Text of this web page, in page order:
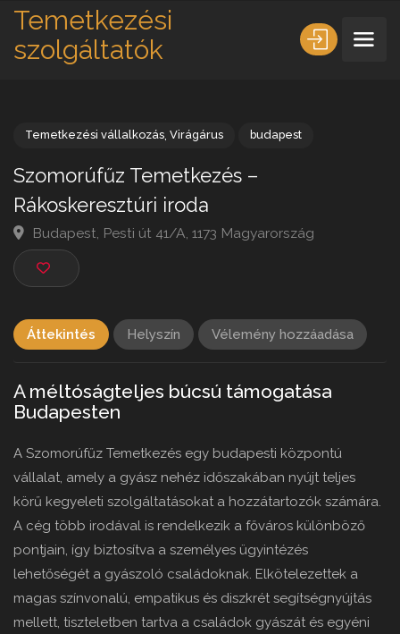
Temetkezési
szolgáltatók
Szomorúfűz Temetkezés –
Rákoskeresztúri iroda
Budapest, Pesti út 41/A, 1173 Magyarország
Áttekintés Helyszín Vélemény hozzáadása
A méltóságteljes búcsú támogatása
Budapesten
A Szomorúfűz Temetkezés egy budapesti központú
vállalat, amely a gyász nehéz időszakában nyújt teljes
körű kegyeleti szolgáltatásokat a hozzátartozók számára.
A cég több irodával is rendelkezik a főváros különböző
pontjain, így biztosítva a személyes ügyintézés
lehetőségét a gyászoló családoknak. Elkötelezettek a
magas színvonalú, empatikus és diszkrét segítségnyújtás
mellett, tiszteletben tartva a családok gyászát és egyéni